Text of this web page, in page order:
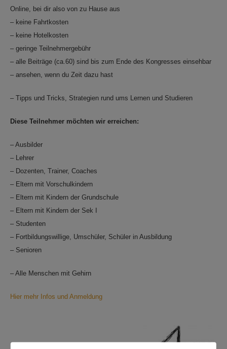
Online, bei dir also von zu Hause aus
– keine Fahrtkosten
– keine Hotelkosten
– geringe Teilnehmergebühr
– alle Beiträge (ca.60) sind bis zum Ende des Kongresses einsehbar
– ansehen, wenn du Zeit dazu hast
– Tipps und Tricks, Strategien rund ums Lernen und Studieren
Diese Teilnehmer möchten wir erreichen:
– Ausbilder
– Lehrer
– Dozenten, Trainer, Coaches
– Eltern mit Vorschulkindern
– Eltern mit Kindern der Grundschule
– Eltern mit Kindern der Sek I
– Studenten
– Fortbildungswillige, Umschüler, Schüler in Ausbildung
– Senioren
– Alle Menschen mit Gehirn
Hier mehr Infos und Anmeldung